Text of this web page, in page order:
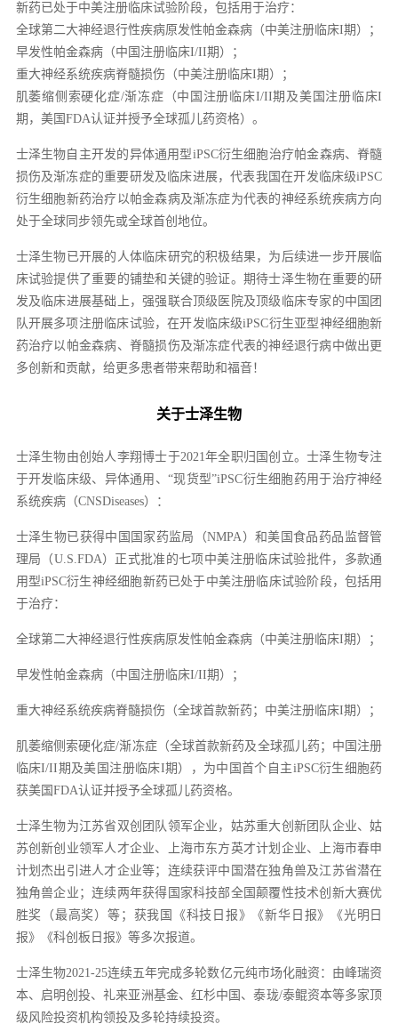
新药已处于中美注册临床试验阶段，包括用于治疗：
全球第二大神经退行性疾病原发性帕金森病（中美注册临床I期）；
早发性帕金森病（中国注册临床I/II期）；
重大神经系统疾病脊髓损伤（中美注册临床I期）；
肌萎缩侧索硬化症/渐冻症（中国注册临床I/II期及美国注册临床I
期，美国FDA认证并授予全球孤儿药资格）。
士泽生物自主开发的异体通用型iPSC衍生细胞治疗帕金森病、脊髓
损伤及渐冻症的重要研发及临床进展，代表我国在开发临床级iPSC
衍生细胞新药治疗以帕金森病及渐冻症为代表的神经系统疾病方向
处于全球同步领先或全球首创地位。
士泽生物已开展的人体临床研究的积极结果，为后续进一步开展临
床试验提供了重要的铺垫和关键的验证。期待士泽生物在重要的研
发及临床进展基础上，强强联合顶级医院及顶级临床专家的中国团
队开展多项注册临床试验，在开发临床级iPSC衍生亚型神经细胞新
药治疗以帕金森病、脊髓损伤及渐冻症代表的神经退行病中做出更
多创新和贡献，给更多患者带来帮助和福音！
关于士泽生物
士泽生物由创始人李翔博士于2021年全职归国创立。士泽生物专注
于开发临床级、异体通用、“现货型”iPSC衍生细胞药用于治疗神经
系统疾病（CNSDiseases）：
士泽生物已获得中国国家药监局（NMPA）和美国食品药品监督管
理局（U.S.FDA）正式批准的七项中美注册临床试验批件，多款通
用型iPSC衍生神经细胞新药已处于中美注册临床试验阶段，包括用
于治疗：
全球第二大神经退行性疾病原发性帕金森病（中美注册临床I期）；
早发性帕金森病（中国注册临床I/II期）；
重大神经系统疾病脊髓损伤（全球首款新药；中美注册临床I期）；
肌萎缩侧索硬化症/渐冻症（全球首款新药及全球孤儿药；中国注册
临床I/II期及美国注册临床I期），为中国首个自主iPSC衍生细胞药
获美国FDA认证并授予全球孤儿药资格。
士泽生物为江苏省双创团队领军企业，姑苏重大创新团队企业、姑
苏创新创业领军人才企业、上海市东方英才计划企业、上海市春申
计划杰出引进人才企业等；连续获评中国潜在独角兽及江苏省潜在
独角兽企业；连续两年获得国家科技部全国颠覆性技术创新大赛优
胜奖（最高奖）等；获我国《科技日报》《新华日报》《光明日
报》《科创板日报》等多次报道。
士泽生物2021-25连续五年完成多轮数亿元纯市场化融资：由峰瑞资
本、启明创投、礼来亚洲基金、红杉中国、泰珑/泰鲲资本等多家顶
级风险投资机构领投及多轮持续投资。